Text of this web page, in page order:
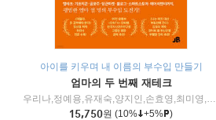
아이를 키우며 내 이름의 부수입 만들기
엄마의 두 번째 재테크
우리나,정예용,유재숙,양지인,손효영,최미영,조민주,이진현,차미숙,서미숙 저
15,750원 (10% +5% )